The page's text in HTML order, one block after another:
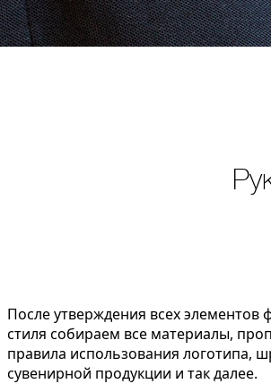
После утверждения всех элементов
стиля собираем все материалы,
правила использования логотипа,
сувенирной продукции и так далее.